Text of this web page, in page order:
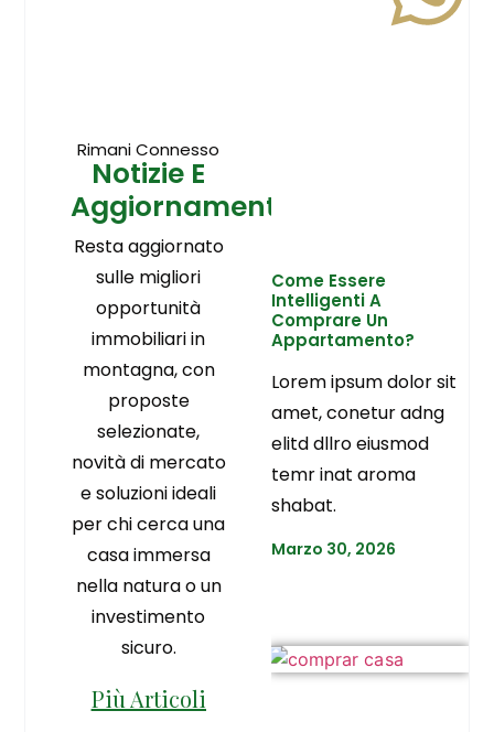
Rimani Connesso
Notizie E
Aggiornamenti
Resta aggiornato
sulle migliori
opportunità
immobiliari in
montagna, con
proposte
selezionate,
novità di mercato
e soluzioni ideali
per chi cerca una
casa immersa
nella natura o un
investimento
sicuro.
Più Articoli
Come Essere
Intelligenti A
Comprare Un
Appartamento?
Lorem ipsum dolor sit
amet, conetur adng
elitd dllro eiusmod
temr inat aroma
shabat.
Marzo 30, 2026